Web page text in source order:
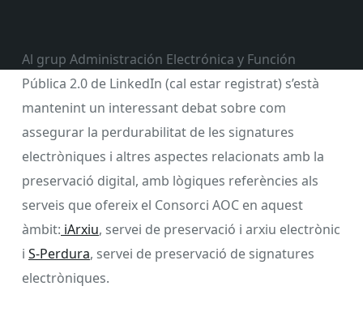
Al grup Administración Electrónica y Función
Pública 2.0 de LinkedIn (cal estar registrat) s’està
mantenint un interessant debat sobre com
assegurar la perdurabilitat de les signatures
electròniques i altres aspectes relacionats amb la
preservació digital, amb lògiques referències als
serveis que ofereix el Consorci AOC en aquest
àmbit: iArxiu, servei de preservació i arxiu electrònic
i S-Perdura, servei de preservació de signatures
electròniques.